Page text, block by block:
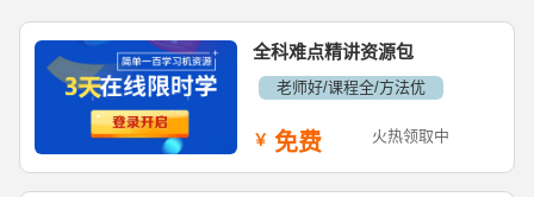
全科难点精讲资源包
老师好/课程全/方法优
免费 火热领取中